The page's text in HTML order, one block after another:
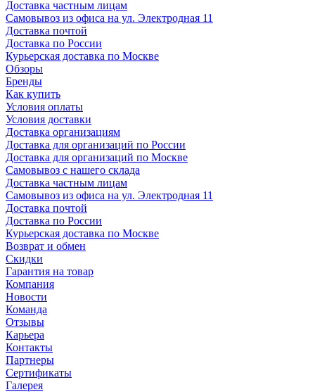
Доставка частным лицам
Самовывоз из офиса на ул. Электродная 11
Доставка почтой
Доставка по России
Курьерская доставка по Москве
Обзоры
Бренды
Как купить
Условия оплаты
Условия доставки
Доставка организациям
Доставка для организаций по России
Доставка для организаций по Москве
Самовывоз с нашего склада
Доставка частным лицам
Самовывоз из офиса на ул. Электродная 11
Доставка почтой
Доставка по России
Курьерская доставка по Москве
Возврат и обмен
Скидки
Гарантия на товар
Компания
Новости
Команда
Отзывы
Карьера
Контакты
Партнеры
Сертификаты
Галерея